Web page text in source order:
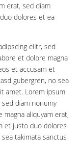
erat, sed diam
dolores et ea
elitr, sed
et dolore magna
et accusam et
gubergren, no sea
amet. Lorem ipsum
diam nonumy
aliquyam erat,
et justo duo dolores
takimata sanctus